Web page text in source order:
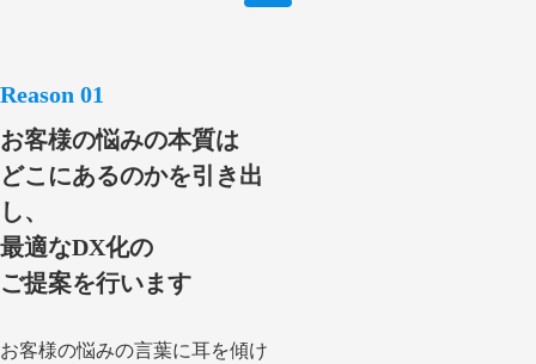
お客様の悩みの本質は
どこにあるのかを引き出
し、
最適なDX化の
ご提案を行います
お客様の悩みの言葉に耳を傾け